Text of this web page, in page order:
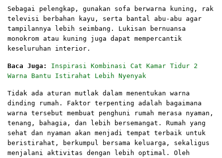
Sebagai pelengkap, gunakan sofa berwarna kuning, rak
televisi berbahan kayu, serta bantal abu-abu agar
tampilannya lebih seimbang. Lukisan bernuansa
monokrom atau kuning juga dapat mempercantik
keseluruhan interior.
Baca Juga:
Inspirasi Kombinasi Cat Kamar Tidur 2
Warna Bantu Istirahat Lebih Nyenyak
Tidak ada aturan mutlak dalam menentukan warna
dinding rumah. Faktor terpenting adalah bagaimana
warna tersebut membuat penghuni rumah merasa nyaman,
tenang, bahagia, dan lebih bersemangat. Rumah yang
sehat dan nyaman akan menjadi tempat terbaik untuk
beristirahat, berkumpul bersama keluarga, sekaligus
menjalani aktivitas dengan lebih optimal. Oleh